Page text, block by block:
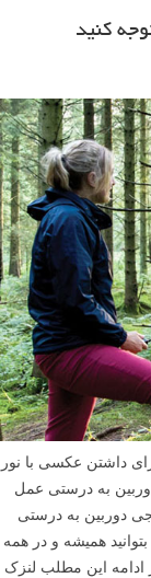
داشتن عکسی با نور
به درستی عمل
دوربین به درستی
همیشه و در همه
این مطلب لنزک